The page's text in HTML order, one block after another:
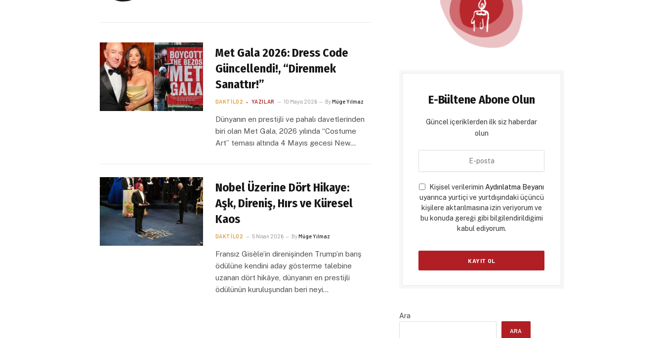
Met Gala 2026: Dress Code
Güncellendi!, “Direnmek
Sanattır!”
DAKTILO2 YAZILAR 10 Mayıs 2026 ByMüge Yılmaz
Dünyanın en prestijli ve pahalı davetlerinden
biri olan Met Gala, 2026 yılında “Costume
Art” teması altında 4 Mayıs gecesi New…
Nobel Üzerine Dört Hikaye:
Aşk, Direniş, Hırs ve Küresel
Kaos
DAKTILO2 5 Nisan 2026 ByMüge Yılmaz
Fransız Gisèle’in direnişinden Trump’ın barış
ödülüne kendini aday gösterme talebine
uzanan dört hikâye, dünyanın en prestijli
ödülünün kuruluşundan beri neyi…
E-Bültene Abone Olun
Güncel içeriklerden ilk siz haberdar
olun
Kişisel verileriminAydınlatma Beyanı
uyarınca yurtiçi ve yurtdışındaki üçüncü
kişilere aktarılmasına izin veriyorum ve
bu konuda gereği gibi bilgilendirildiğimi
kabul ediyorum.
Ara
ARA